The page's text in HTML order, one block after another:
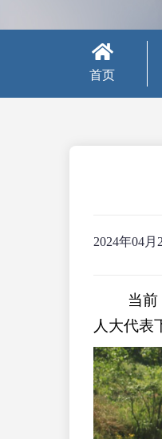
首页
2024年04月
当
人大代表